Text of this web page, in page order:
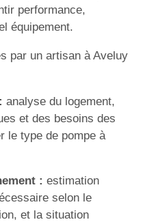
performance,
équipement.
par un artisan à Aveluy
analyse du logement,
et des besoins des
le type de pompe à
: estimation
selon le
et la situation